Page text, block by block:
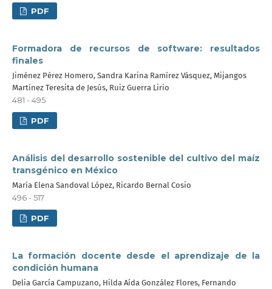
PDF
Formadora de recursos de software: resultados
finales
Jiménez Pérez Homero, Sandra Karina Ramírez Vásquez, Mijangos
Martínez Teresita de Jesús, Ruiz Guerra Lirio
481 - 495
PDF
Análisis del desarrollo sostenible del cultivo del maíz
transgénico en México
María Elena Sandoval López, Ricardo Bernal Cosio
496 - 517
PDF
La formación docente desde el aprendizaje de la
condición humana
Delia García Campuzano, Hilda Aída González Flores, Fernando